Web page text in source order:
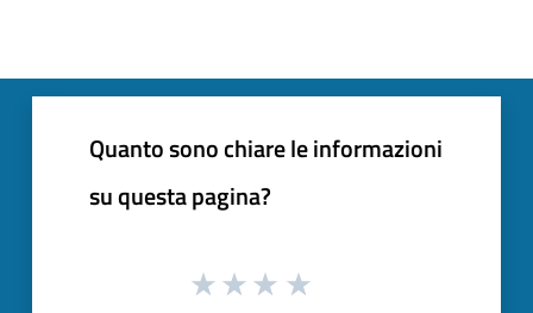
Quanto sono chiare le informazioni
su questa pagina?